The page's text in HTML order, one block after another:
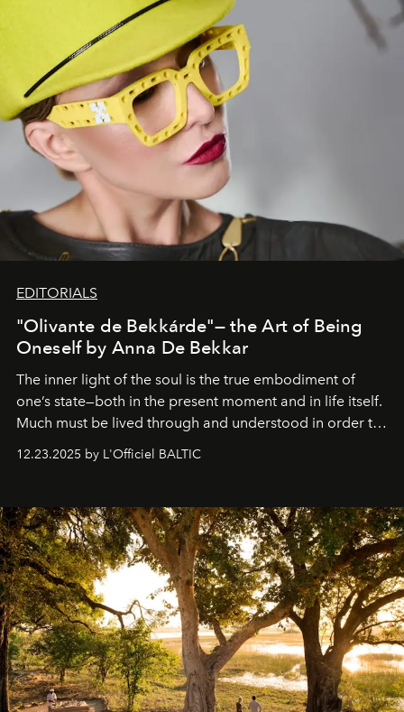
EDITORIALS
"Olivante de Bekkárde"— the Art of Being
Oneself by Anna De Bekkar
The inner light of the soul is the true embodiment of
one’s state—both in the present moment and in life itself.
Much must be lived through and understood in order to
everyone sees at once, not everyone understands
away. Time is essential, for beneath countless irresistible
masks, something truly beautiful hides modestly, without
seeking attention. To perceive the real essence, one
needs the art of reinterpretation. We have named this
look "Olivante".
12.23.2025 by L'Officiel BALTIC